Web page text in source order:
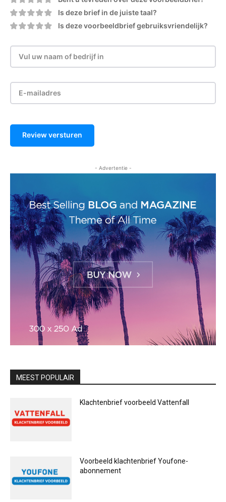
Is deze brief in de juiste taal?
Is deze voorbeeldbrief gebruiksvriendelijk?
Review versturen
- Advertentie -
MEEST POPULAIR
Klachtenbrief voorbeeld Vattenfall
Voorbeeld klachtenbrief Youfone-
abonnement